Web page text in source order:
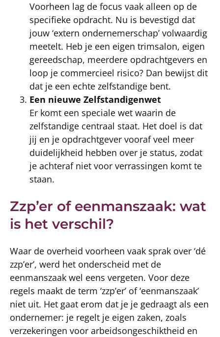
Voorheen lag de focus vaak alleen op de
specifieke opdracht. Nu is bevestigd dat
jouw ‘extern ondernemerschap’ volwaardig
meetelt. Heb je een eigen trimsalon, eigen
gereedschap, meerdere opdrachtgevers en
loop je commercieel risico? Dan bewijst dit
dat je een echte zelfstandige bent.
Een nieuwe Zelfstandigenwet
Er komt een speciale wet waarin de
zelfstandige centraal staat. Het doel is dat
jij en je opdrachtgever vooraf veel meer
duidelijkheid hebben over je status, zodat
je achteraf niet voor verrassingen komt te
staan.
Zzp’er of eenmanszaak: wat
is het verschil?
Waar de overheid voorheen vaak sprak over ‘dé
zzp’er’, werd het onderscheid met de
eenmanszaak wel eens vergeten. Voor deze
regels maakt de term ‘zzp’er’ of ‘eenmanszaak’
niet uit. Het gaat erom dat je je gedraagt als een
ondernemer: je regelt je eigen zaken, zoals
verzekeringen voor arbeidsongeschiktheid en